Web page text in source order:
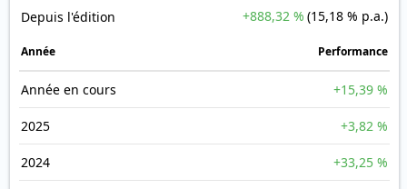
Depuis l'édition +888,32 % (15,18 % p.a.)
Année Performance
Année en cours +15,39 %
2025 +3,82 %
2024 +33,25 %